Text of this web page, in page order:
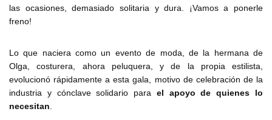
las ocasiones, demasiado solitaria y dura. ¡Vamos a ponerle
freno!
Lo que naciera como un evento de moda, de la hermana de
Olga, costurera, ahora peluquera, y de la propia estilista,
evolucionó rápidamente a esta gala, motivo de celebración de la
industria y cónclave solidario para el apoyo de quienes lo
necesitan